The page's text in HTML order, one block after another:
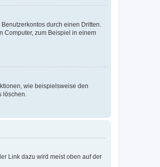
durch einen Dritten.
Computer, zum Beispiel in einem
wie beispielsweise den
löschen.
Link dazu wird meist oben auf der